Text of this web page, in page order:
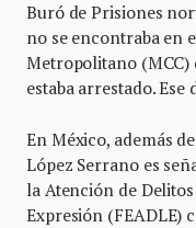
Buró de Prisiones
no se encontraba en
Metropolitano (MCC)
estaba arrestado.
En México, además
López Serrano es
la Atención de
Expresión (FEADLE)